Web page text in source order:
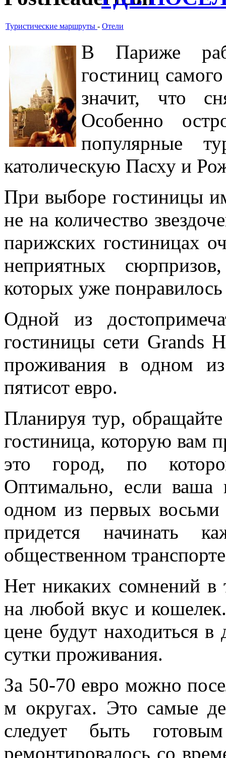
Туристические маршруты - Отели
В Париже
гостиниц
значит, что
Особенно
популярные
католическую Пасху и
При выборе гостиницы
не на количество
парижских гостиницах
неприятных
которых уже
Одной из
гостиницы сети Grands
проживания в одном
пятисот евро.
Планируя тур,
гостиница, которую вам
это город, по
Оптимально, если ваша
одном из первых восьми
придется начинать
общественном
Нет никаких сомнений в
на любой вкус и
цене будут находиться
сутки проживания.
За 50-70 евро можно
м округах. Это самые
следует быть
ремонтировалось со